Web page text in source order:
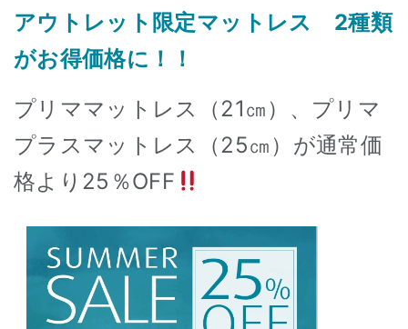
アウトレット限定マットレス 2種類
がお得価格に！！
プリママットレス（21㎝）、プリマ
プラスマットレス（25㎝）が通常価
格より 25％OFF